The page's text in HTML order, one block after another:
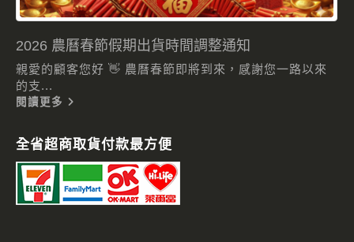
2026 農曆春節假期出貨時間調整通知
親愛的顧客您好 👋 農曆春節即將到來，感謝您一路以來
的支...
閱讀更多
全省超商取貨付款最方便